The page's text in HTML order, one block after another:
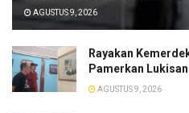
AGUSTUS 9, 2026
Rayakan
Pamerkan
AGUSTUS 9, 2026